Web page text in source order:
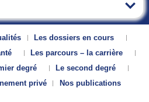
Les dossiers en cours
Les parcours – la carrière
degré
Le second degré
privé Nos publications